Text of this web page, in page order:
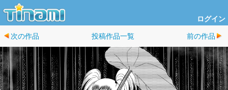
ログイン
次の作品 投稿作品一覧 前の作品